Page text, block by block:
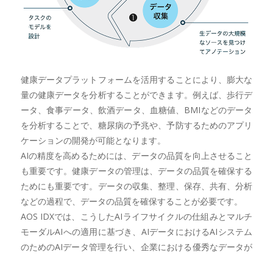
健康データプラットフォームを活用することにより、膨大な
量の健康データを分析することができます。例えば、歩行デ
ータ、食事データ、飲酒データ、血糖値、BMIなどのデータ
を分析することで、糖尿病の予兆や、予防するためのアプリ
ケーションの開発が可能となります。
AIの精度を高めるためには、データの品質を向上させること
も重要です。健康データの管理は、データの品質を確保する
ためにも重要です。データの収集、整理、保存、共有、分析
などの過程で、データの品質を確保することが必要です。
AOS IDXでは、こうしたAIライフサイクルの仕組みとマルチ
モーダルAIへの適用に基づき、AIデータにおけるAIシステム
のためのAIデータ管理を行い、企業における優秀なデータが